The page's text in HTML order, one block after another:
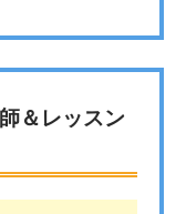
＆レッスン